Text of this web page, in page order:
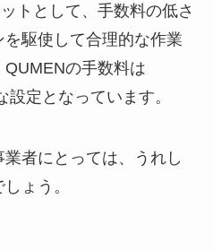
トとして、手数料の低さ
駆使して合理的な作業
の手数料は
定となっています。
者にとっては、うれし
ょう。